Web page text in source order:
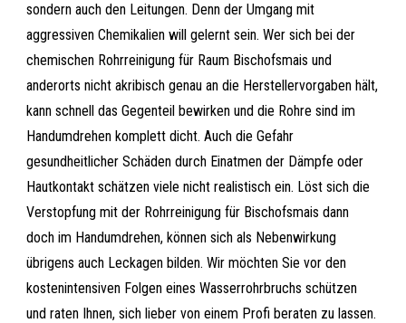
sondern auch den Leitungen. Denn der Umgang mit
aggressiven Chemikalien will gelernt sein. Wer sich bei der
chemischen Rohrreinigung für Raum Bischofsmais und
anderorts nicht akribisch genau an die Herstellervorgaben hält,
kann schnell das Gegenteil bewirken und die Rohre sind im
Handumdrehen komplett dicht. Auch die Gefahr
gesundheitlicher Schäden durch Einatmen der Dämpfe oder
Hautkontakt schätzen viele nicht realistisch ein. Löst sich die
Verstopfung mit der Rohrreinigung für Bischofsmais dann
doch im Handumdrehen, können sich als Nebenwirkung
übrigens auch Leckagen bilden. Wir möchten Sie vor den
kostenintensiven Folgen eines Wasserrohrbruchs schützen
und raten Ihnen, sich lieber von einem Profi beraten zu lassen.